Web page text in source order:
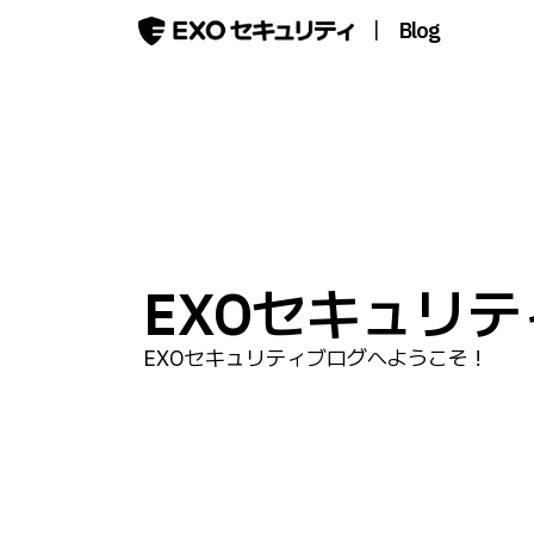
| Blog
EXOセキュリ
EXOセキュリティブログへようこそ！